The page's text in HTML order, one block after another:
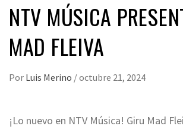
NTV MÚSICA
MAD FLEIVA
Por Luis Merino /octubre 21, 2024
¡Lo nuevo en NTV Música! Giru Mad